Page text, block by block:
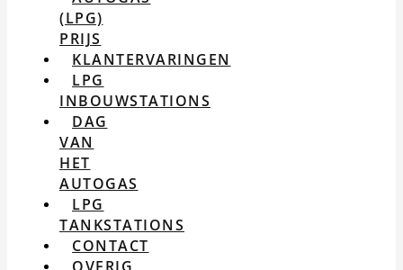
(LPG)
PRIJS
KLANTERVARINGEN
LPG
INBOUWSTATIONS
DAG
VAN
HET
AUTOGAS
LPG
TANKSTATIONS
CONTACT